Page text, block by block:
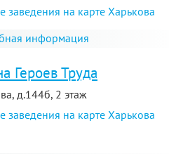
заведения на карте Харькова
информация
Героев Труда
д.144б, 2 этаж
заведения на карте Харькова